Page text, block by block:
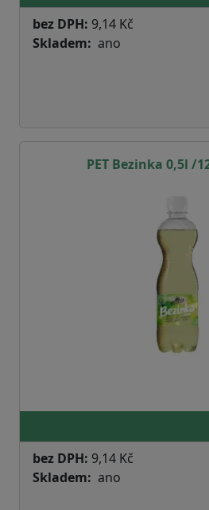
bez DPH: 9,14 Kč
Skladem
ano
PET Bezinka 0,5l /
bez DPH: 9,14 Kč
Skladem
ano